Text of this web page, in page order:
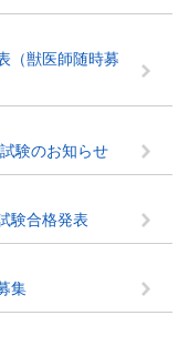
（獣医師随時募
験のお知らせ
験合格発表
集